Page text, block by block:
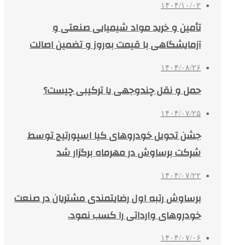
۱۴۰۴/۱۰/۰۲
تأمین و خرید مواد شیمیایی صنعتی و
آزمایشگاهی با قیمت به‌روز و تضمین اصالت
۱۴۰۴/۰۸/۲۶
حمل و نقل چندوجهی یا ترکیبی چیست؟
۱۴۰۴/۰۷/۲۵
جشن تحویل خودروهای کیا اسپورتیج توسط
شرکت برساوش در مهرماه برگزار شد
۱۴۰۴/۰۷/۲۲
برساوش رتبه اول رضایتمندی مشتریان در صنعت
خودروهای وارداتی را کسب نمود.
۱۴۰۴/۰۷/۰۶